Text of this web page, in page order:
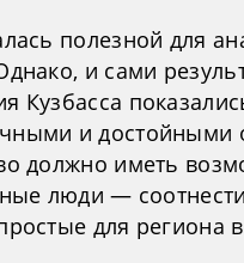
полезной для
и сами
Кузбасса
и достойными
должно иметь
люди —
для региона